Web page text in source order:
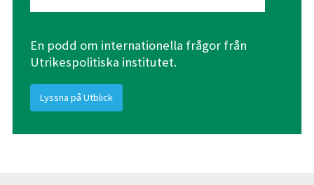
En podd om internationella frågor från
Utrikespolitiska institutet.
Lyssna på Utblick